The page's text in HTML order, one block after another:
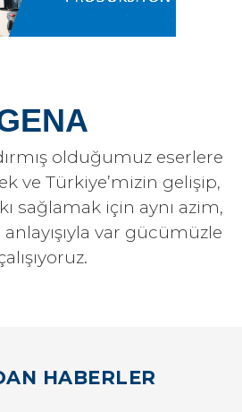
olduğumuz eserlere
ve Türkiye’mizin gelişip,
sağlamak için aynı azim,
var gücümüzle